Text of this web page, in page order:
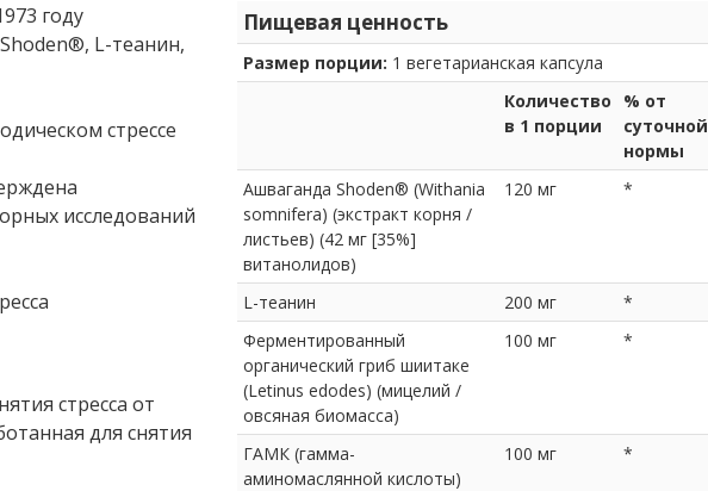
Пищевая ценность
Размер порции: 1 вегетарианская капсула
Количество
в 1 порции
% от
суточной
нормы
Ашваганда Shoden® (Withania
somnifera) (экстракт корня /
листьев) (42 мг [35%]
витанолидов)
120 мг *
L-теанин 200 мг
*
Ферментированный
органический гриб шиитаке
(Letinus edodes) (мицелий /
овсяная биомасса)
100 мг *
ГАМК (гамма-
аминомаслянной кислоты)
100 мг *
году
L-теанин,
стрессе
исследований
стресса от
для снятия